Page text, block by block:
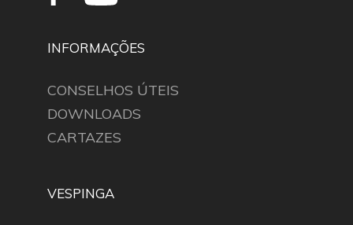
INFORMAÇÕES
CONSELHOS ÚTEIS
DOWNLOADS
CARTAZES
VESPINGA